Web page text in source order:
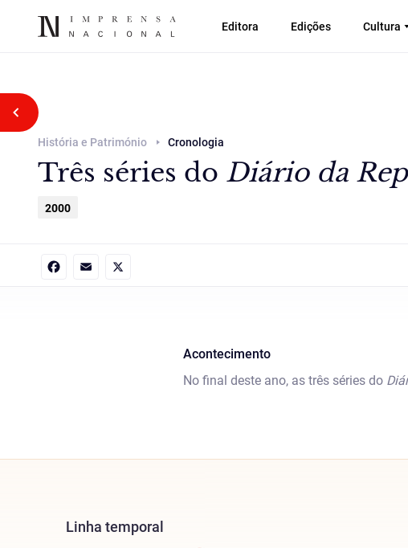
Editora Edições Cultura
Voltar atrás
História e Património Cronologia
Três séries do Diário da
2000
Acontecimento
No final deste ano, as três séries do
Linha temporal